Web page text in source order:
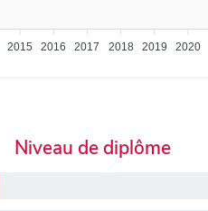
2015 2016 2017 2018 2019 2020
Niveau de diplôme